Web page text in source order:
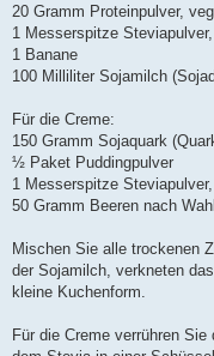
20 Gramm Proteinpulver,
1 Messerspitze
1 Banane
100 Milliliter Sojamilch
Für die Creme:
150 Gramm Sojaquark
½ Paket Puddingpulver
1 Messerspitze
50 Gramm Beeren nach Wahl
Mischen Sie alle trockenen
der Sojamilch, verkneten
kleine Kuchenform.
Für die Creme verrühren